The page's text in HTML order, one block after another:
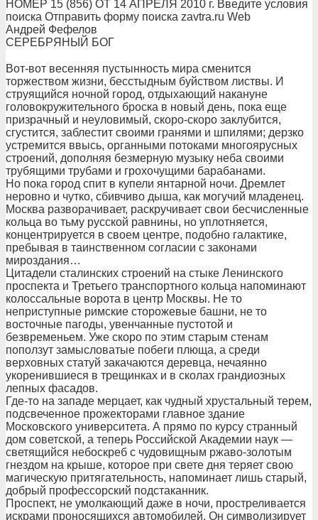
НОМЕР 15 (856) ОТ 14 АПРЕЛЯ 2010 г. Введите условия
поиска Отправить форму поиска zavtra.ru Web
Андрей Фефелов
СЕРЕБРЯНЫЙ БОГ
Вот-вот весенняя пустынность мира сменится
торжеством жизни, бесстыдным буйством листвы. И
струящийся ночной город, отдыхающий накануне
головокружительного броска в новый день, пока еще
призрачный и неуловимый, скоро-скоро заклубится,
сгустится, заблестит своими гранями и шпилями; дерзко
устремится ввысь, органными потоками многоярусных
строений, дополняя безмерную музыку неба своими
трубящими трубами и грохочущими барабанами.
Но пока город спит в купели янтарной ночи. Дремлет
неровно и чутко, сбивчиво дыша, как могучий младенец.
Москва разворачивает, раскручивает свои бесчисленные
кольца во тьму русской равнины, но уплотняется,
концентрируется в своем центре, подобно галактике,
пребывая в таинственном согласии с законами
мироздания…
Цитадели сталинских строений на стыке Ленинского
проспекта и Третьего транспортного кольца напоминают
колоссальные ворота в центр Москвы. Не то
неприступные римские сторожевые башни, не то
восточные пагоды, увенчанные пустотой и
безвременьем. Уже скоро по этим старым стенам
поползут замысловатые побеги плюща, а среди
верховных статуй закачаются деревца, нечаянно
укоренившиеся в трещинках и в сколах грандиозных
лепных фасадов.
Где-то на западе мерцает, как чудный хрустальный терем,
подсвеченное прожекторами главное здание
Московского университета. А прямо по курсу странный
дом советской, а теперь Российской Академии наук —
светящийся небоскреб с чудовищным ржаво-золотым
гнездом на крыше, которое при свете дня теряет свою
магическую притягательность, напоминает лишь старый,
добрый профессорский подстаканник.
Проспект, не умолкающий даже в ночи, простреливается
искрами проносящихся автомобилей. Он символизирует